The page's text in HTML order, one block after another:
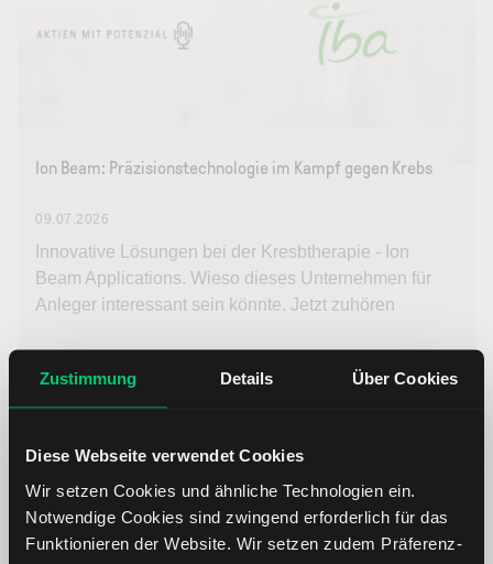
Zustimmung Details Über Cookies
Diese Webseite verwendet Cookies
Wir setzen Cookies und ähnliche Technologien ein.
Notwendige Cookies sind zwingend erforderlich für das
Funktionieren der Website. Wir setzen zudem Präferenz-
Ion Beam: Präzisionstechnologie im Kampf gegen Krebs
09.07.2026
Innovative Lösungen bei der Kresbtherapie - Ion
Beam Applications. Wieso dieses Unternehmen für
Anleger interessant sein könnte. Jetzt zuhören
Weiterlesen